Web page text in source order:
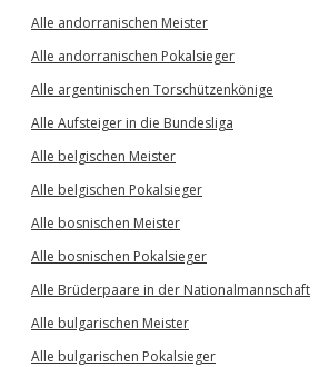
Alle andorranischen Meister
Alle andorranischen Pokalsieger
Alle argentinischen Torschützenkönige
Alle Aufsteiger in die Bundesliga
Alle belgischen Meister
Alle belgischen Pokalsieger
Alle bosnischen Meister
Alle bosnischen Pokalsieger
Alle Brüderpaare in der Nationalmannschaft
Alle bulgarischen Meister
Alle bulgarischen Pokalsieger